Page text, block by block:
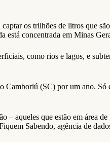
os trilhões de litros que
está concentrada em Minas
como rios e lagos, e
Camboriú (SC) por um ano.
aqueles que estão em área
Sabendo, agência de